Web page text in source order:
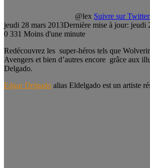
@lex Suivre sur Twitter
jeudi 28 mars 2013Dernière mise à jour: jeudi
0 331 Moins d'une minute
Redécouvrez les super-héros tels que
Avengers et bien d’autres encore grâce aux
Delgado.
Edgar Delgado alias Eldelgado est un artiste